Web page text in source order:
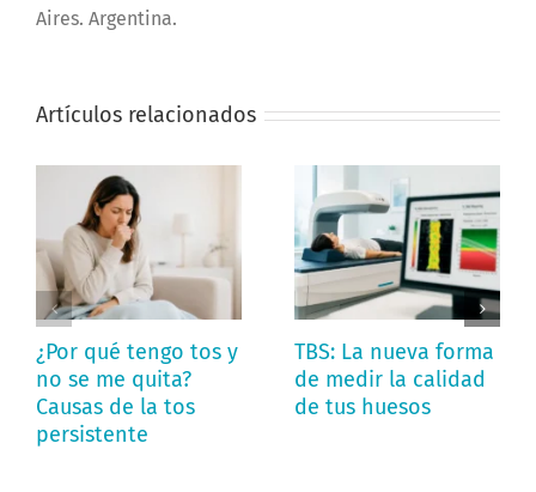
Aires. Argentina.
Artículos relacionados
¿Por qué tengo tos y
no se me quita?
Causas de la tos
persistente
TBS: La nueva forma
de medir la calidad
de tus huesos